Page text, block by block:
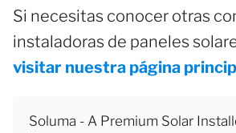
Si necesitas conocer otras
instaladoras de paneles
visitar nuestra página
Soluma - A Premium Solar